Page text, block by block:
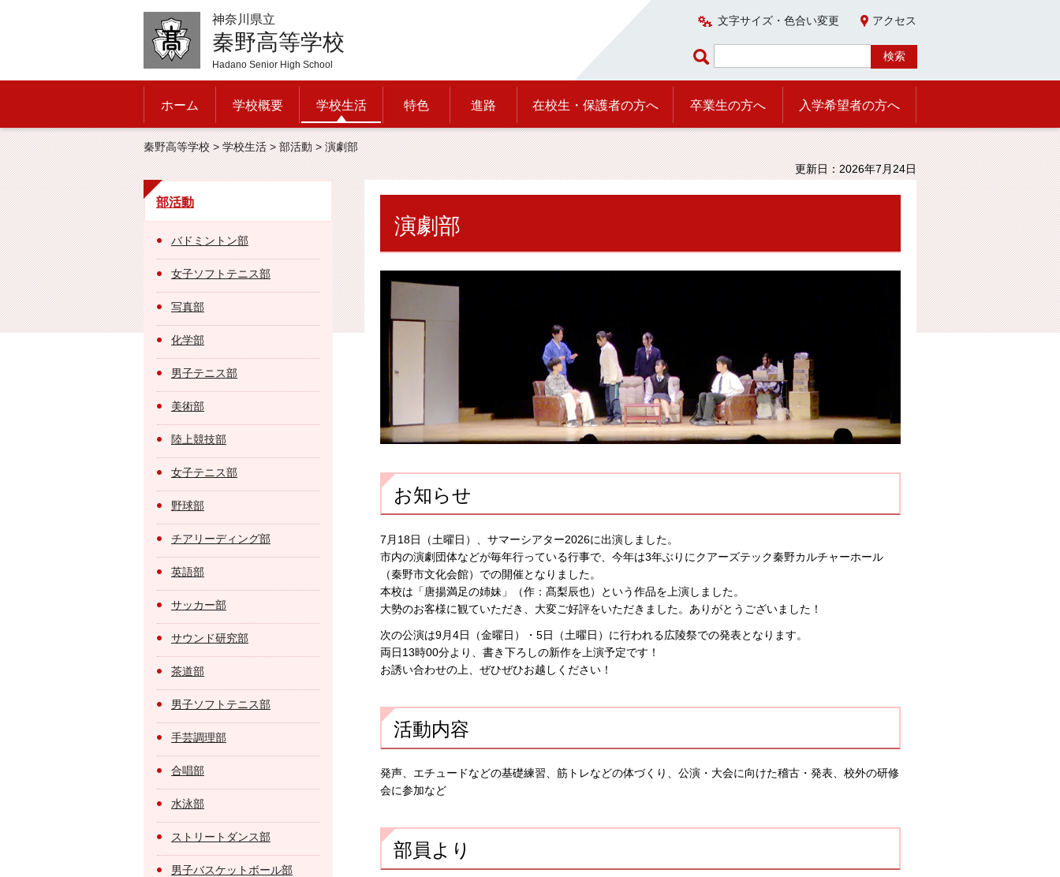
神奈川県立
秦野高等学校
Hadano Senior High School
文字サイズ・色合い変更 アクセス
ホーム 学校概要 学校生活 特色 進路 在校生・保護者の方へ 卒業生の方へ 入学希望者の方へ
秦野高等学校>学校生活>部活動> 演劇部
更新日：2026年7月24日
部活動
バドミントン部
女子ソフトテニス部
写真部
化学部
男子テニス部
美術部
陸上競技部
女子テニス部
野球部
チアリーディング部
英語部
サッカー部
サウンド研究部
茶道部
男子ソフトテニス部
手芸調理部
合唱部
水泳部
ストリートダンス部
男子バスケットボール部
演劇部
お知らせ
7月18日（土曜日）、サマーシアター2026に出演しました。
市内の演劇団体などが毎年行っている行事で、今年は3年ぶりにクアーズテック秦野カルチャーホール
（秦野市文化会館）での開催となりました。
本校は「唐揚満足の姉妹」（作：髙梨辰也）という作品を上演しました。
大勢のお客様に観ていただき、大変ご好評をいただきました。ありがとうございました！
次の公演は9月4日（金曜日）・5日（土曜日）に行われる広陵祭での発表となります。
両日13時00分より、書き下ろしの新作を上演予定です！
お誘い合わせの上、ぜひぜひお越しください！
活動内容
発声、エチュードなどの基礎練習、筋トレなどの体づくり、公演・大会に向けた稽古・発表、校外の研修
会に参加など
部員より